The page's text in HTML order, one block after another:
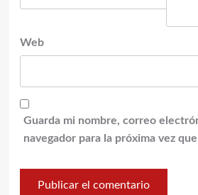
Web
Guarda mi nombre, correo
navegador para la próxima vez